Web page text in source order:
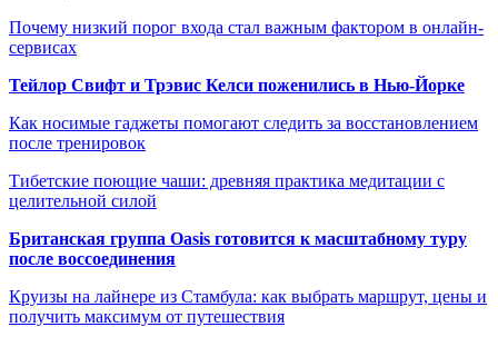
Почему низкий порог входа стал важным фактором в онлайн-
сервисах
Тейлор Свифт и Трэвис Келси поженились в Нью-Йорке
Как носимые гаджеты помогают следить за восстановлением
после тренировок
Тибетские поющие чаши: древняя практика медитации с
целительной силой
Британская группа Oasis готовится к масштабному туру
после воссоединения
Круизы на лайнере из Стамбула: как выбрать маршрут, цены и
получить максимум от путешествия